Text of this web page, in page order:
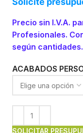
Precio sin I.V.A.
Profesionales.
según cantidades.
ACABADOS
SOLICITAR